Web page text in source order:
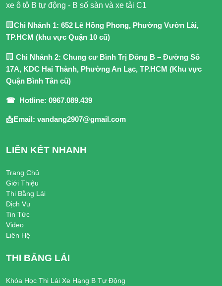
xe ô tô B tự động - B số sàn và xe tải C1
🏢 Chi Nhánh 1: 652 Lê Hồng Phong, Phường Vườn Lài,
TP.HCM (khu vực Quận 10 cũ)
🏢 Chi Nhánh 2: Chung cư Bình Trị Đông B – Đường Số
17A, KDC Hai Thành, Phường An Lạc, TP.HCM (Khu vực
Quận Bình Tân cũ)
☎ Hotline: 0967.089.439
📩Email: vandang2907@gmail.com
LIÊN KẾT NHANH
Trang Chủ
Giới Thiệu
Thi Bằng Lái
Dịch Vụ
Tin Tức
Video
Liên Hệ
THI BẰNG LÁI
Khóa Học Thi Lái Xe Hạng B Tự Động